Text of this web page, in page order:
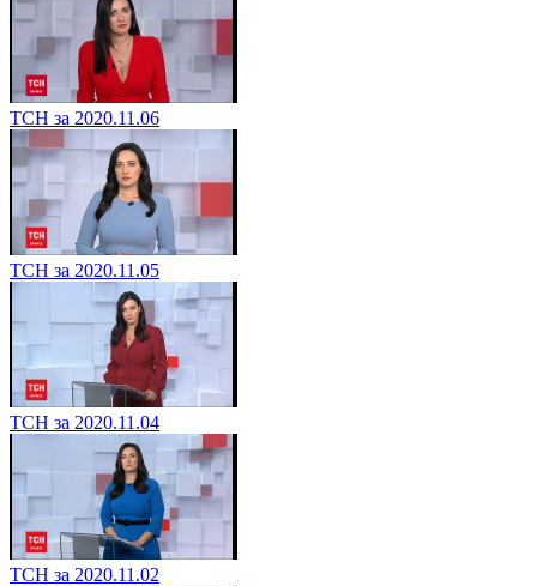
ТСН за 2020.11.06
ТСН за 2020.11.05
ТСН за 2020.11.04
ТСН за 2020.11.02